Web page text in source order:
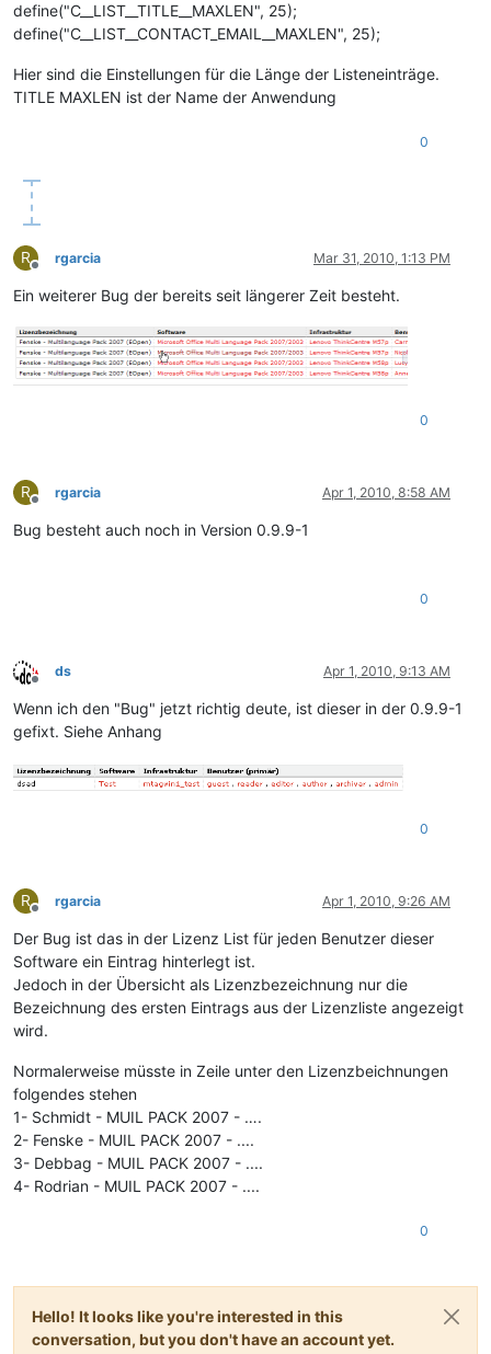
define("C__LIST__TITLE__MAXLEN", 25);
define("C__LIST__CONTACT_EMAIL__MAXLEN", 25);
Hier sind die Einstellungen für die Länge der Listeneinträge.
TITLE MAXLEN ist der Name der Anwendung
0
R
Offline
rgarcia Mar 31, 2010, 1:13 PM
Ein weiterer Bug der bereits seit längerer Zeit besteht.
0
R
Offline
rgarcia Apr 1, 2010, 8:58 AM
Bug besteht auch noch in Version 0.9.9-1
0
Offline
ds Apr 1, 2010, 9:13 AM
Wenn ich den "Bug" jetzt richtig deute, ist dieser in der 0.9.9-1
gefixt. Siehe Anhang
0
R
Offline
rgarcia Apr 1, 2010, 9:26 AM
Der Bug ist das in der Lizenz List für jeden Benutzer dieser
Software ein Eintrag hinterlegt ist.
Jedoch in der Übersicht als Lizenzbezeichnung nur die
Bezeichnung des ersten Eintrags aus der Lizenzliste angezeigt
wird.
Normalerweise müsste in Zeile unter den Lizenzbeichnungen
folgendes stehen
1- Schmidt - MUIL PACK 2007 - ….
2- Fenske - MUIL PACK 2007 - ....
3- Debbag - MUIL PACK 2007 - ....
4- Rodrian - MUIL PACK 2007 - ....
0
Hello! It looks like you're interested in this
conversation, but you don't have an account yet.